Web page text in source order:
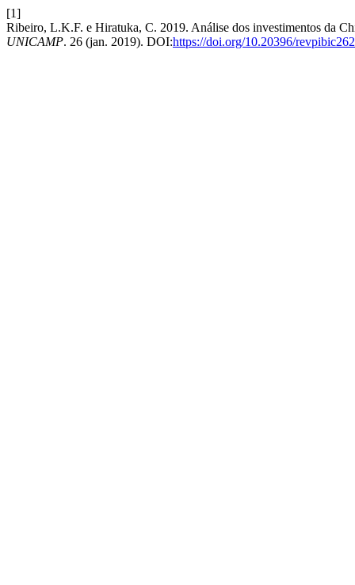
[1]
Ribeiro, L.K.F. e Hiratuka, C. 2019. Análise dos investimentos da
UNICAMP. 26 (jan. 2019). DOI:https://doi.org/10.20396/